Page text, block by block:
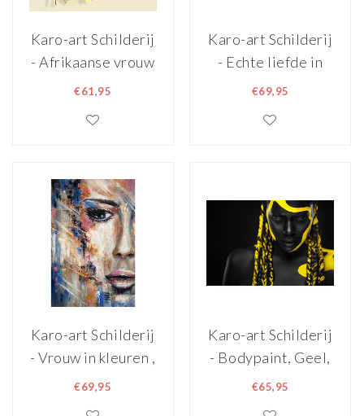
Karo-art Schilderij
- Afrikaanse vrouw
, Multikleur , 3
print
€61,95
Karo-art Schilderij
- Echte liefde in
het rood en blauw ,
Wanddecoratie ,
€69,95
Karo-art Schilderij
- Vrouw in kleuren ,
Multikleur , 2
€69,95
Karo-art Schilderij
- Bodypaint, Geel,
Premium print en
€65,95